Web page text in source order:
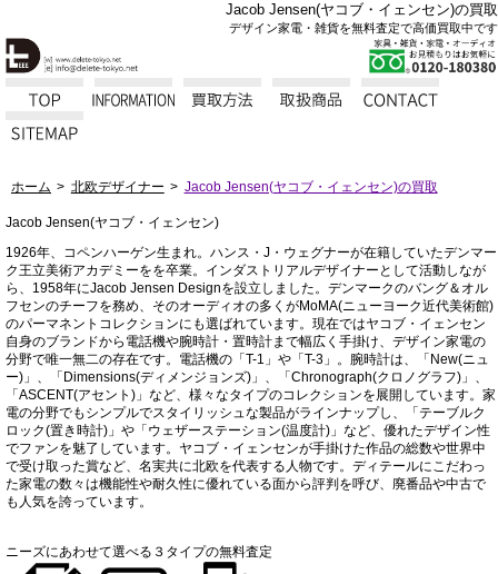
Jacob Jensen(ヤコブ・イェンセン)の買取
デザイン家電・雑貨を無料査定で高価買取中です
ホーム 北欧デザイナー Jacob Jensen(ヤコブ・イェンセン)の買取
Jacob Jensen(ヤコブ・イェンセン)
1926年、コペンハーゲン生まれ。ハンス・J・ウェグナーが在籍していたデンマー
ク王立美術アカデミーをを卒業。インダストリアルデザイナーとして活動しなが
ら、1958年にJacob Jensen Designを設立しました。デンマークのバング＆オル
フセンのチーフを務め、そのオーディオの多くがMoMA(ニューヨーク近代美術館)
のパーマネントコレクションにも選ばれています。現在ではヤコブ・イェンセン
自身のブランドから電話機や腕時計・置時計まで幅広く手掛け、デザイン家電の
分野で唯一無二の存在です。電話機の「T-1」や「T-3」。腕時計は、「New(ニュ
ー)」、「Dimensions(ディメンジョンズ)」、「Chronograph(クロノグラフ)」、
「ASCENT(アセント)」など、様々なタイプのコレクションを展開しています。家
電の分野でもシンプルでスタイリッシュな製品がラインナップし、「テーブルク
ロック(置き時計)」や「ウェザーステーション(温度計)」など、優れたデザイン性
でファンを魅了しています。ヤコブ・イェンセンが手掛けた作品の総数や世界中
で受け取った賞など、名実共に北欧を代表する人物です。ディテールにこだわっ
た家電の数々は機能性や耐久性に優れている面から評判を呼び、廃番品や中古で
も人気を誇っています。
ニーズにあわせて選べる３タイプの無料査定